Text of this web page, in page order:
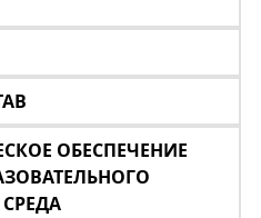
ОБЕСПЕЧЕНИЕ